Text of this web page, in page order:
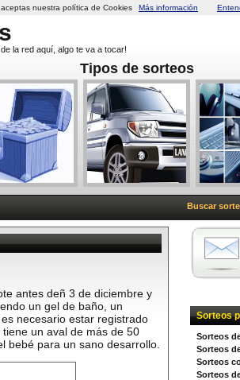
la red aquí, algo te va a tocar!
Tipos de sorteos
Buscar
Sorteos
Sorteos
Sorteos
Sorteos
Sorteos
antes deñ 3 de diciembre y
un gel de baño, un
necesario estar registrado
tiene un aval de más de 50
bebé para un sano desarrollo.
nuestra política de Cookies Más información